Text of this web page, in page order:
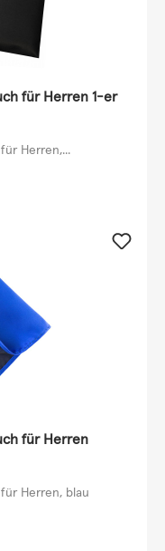
für Herren 1-er
Herren,...
für Herren
Herren, blau